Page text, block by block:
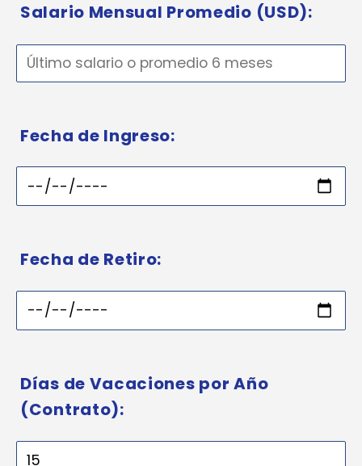
Salario Mensual Promedio (USD):
Fecha de Ingreso:
Fecha de Retiro:
Días de Vacaciones por Año
(Contrato):